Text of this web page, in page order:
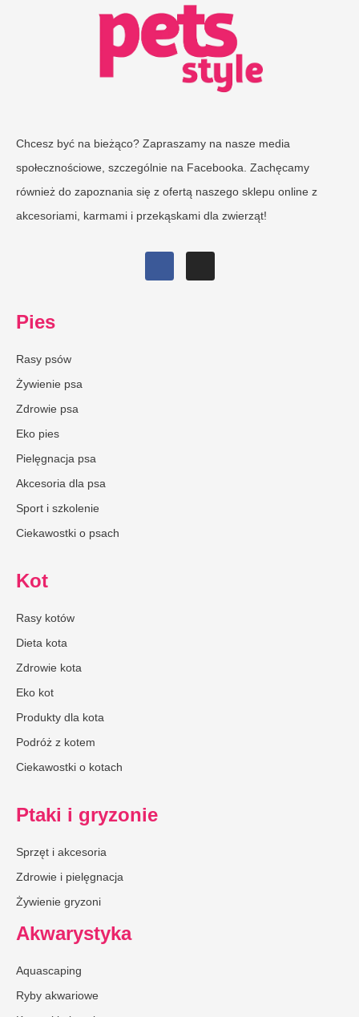
Chcesz być na bieżąco? Zapraszamy na nasze media
społecznościowe, szczególnie na Facebooka. Zachęcamy
również do zapoznania się z ofertą naszego sklepu online z
akcesoriami, karmami i przekąskami dla zwierząt!
Pies
Rasy psów
Żywienie psa
Zdrowie psa
Eko pies
Pielęgnacja psa
Akcesoria dla psa
Sport i szkolenie
Ciekawostki o psach
Kot
Rasy kotów
Dieta kota
Zdrowie kota
Eko kot
Produkty dla kota
Podróż z kotem
Ciekawostki o kotach
Ptaki i gryzonie
Sprzęt i akcesoria
Zdrowie i pielęgnacja
Żywienie gryzoni
Akwarystyka
Aquascaping
Ryby akwariowe